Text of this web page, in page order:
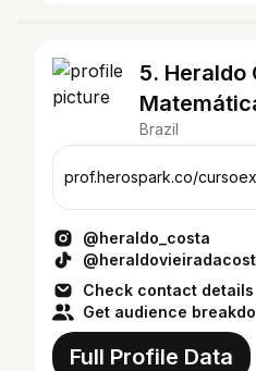
5. Heraldo
Brazil
prof.herospark.co/
@heraldo_costa
Check contact details
Get audience
Full Profile Data